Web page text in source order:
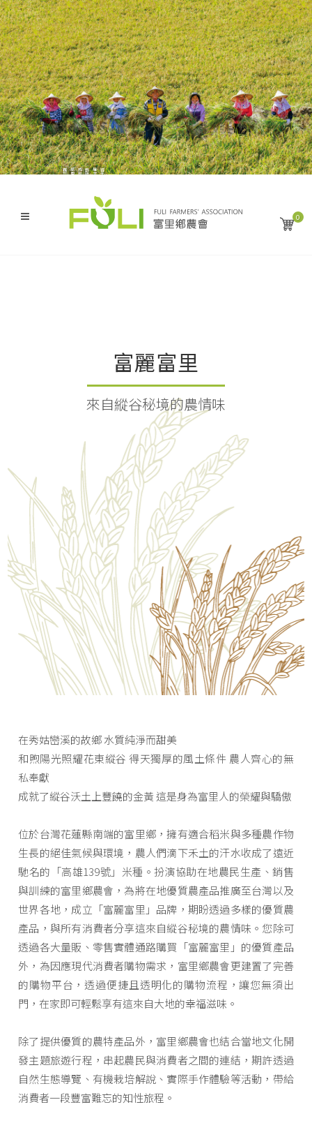
感恩・盡獻・富麗米成就了縱谷沃土上的豐饒與金黃艷陽下 農人謙遜的汗水是大自然無私的恩賜得天獨厚的風土條件
0
富麗富里
來自縱谷秘境的農情味
在秀姑巒溪的故鄉 水質純淨而甜美
和煦陽光照耀花東縱谷 得天獨厚的風土條件 農人齊心的無
私奉獻
成就了縱谷沃土上豐饒的金黃 這是身為富里人的榮耀與驕傲
位於台灣花蓮縣南端的富里鄉，擁有適合稻米與多種農作物
生長的絕佳氣候與環境，農人們滴下禾土的汗水收成了遠近
馳名的「高雄139號」米種。扮演協助在地農民生產、銷售
與訓練的富里鄉農會，為將在地優質農產品推廣至台灣以及
世界各地，成立「富麗富里」品牌，期盼透過多樣的優質農
產品，與所有消費者分享這來自縱谷秘境的農情味。您除可
透過各大量販、零售實體通路購買「富麗富里」的優質產品
外，為因應現代消費者購物需求，富里鄉農會更建置了完善
的購物平台，透過便捷且透明化的購物流程，讓您無須出
門，在家即可輕鬆享有這來自大地的幸福滋味。
除了提供優質的農特產品外，富里鄉農會也結合當地文化開
發主題旅遊行程，串起農民與消費者之間的連結，期許透過
自然生態導覽、有機栽培解說、實際手作體驗等活動，帶給
消費者一段豐富難忘的知性旅程。